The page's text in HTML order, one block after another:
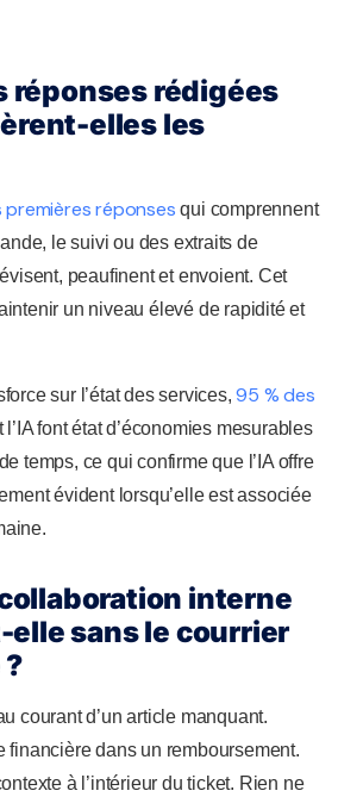
réponses rédigées
elles les
premières réponses qui comprennent
le suivi ou des extraits de
peaufinent et envoient. Cet
un niveau élevé de rapidité et
sur l’état des services,95 % des
l’IA font état d’économies mesurables
temps, ce qui confirme que l’IA offre
évident lorsqu’elle est associée
interne
sans le courrier
courant d’un article manquant.
financière dans un remboursement.
à l’intérieur du ticket. Rien ne